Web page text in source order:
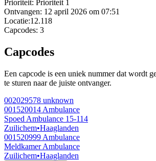
Prioriteit: Prioriteit 1
Ontvangen: 12 april 2026 om 07:51
Locatie:12.118
Capcodes: 3
Capcodes
Een capcode is een uniek nummer dat wordt
te sturen naar de juiste ontvanger.
002029578 unknown
001520014 Ambulance
Spoed Ambulance 15-114
Zuilichem•Haaglanden
001520999 Ambulance
Meldkamer Ambulance
Zuilichem•Haaglanden